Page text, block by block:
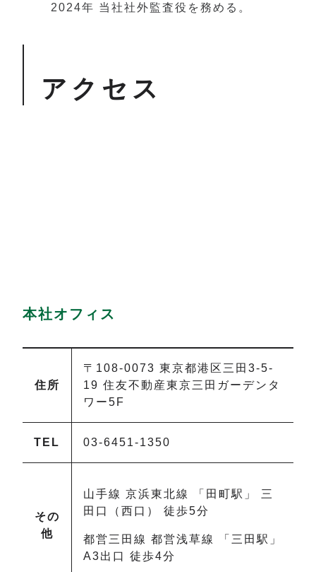
2024年 当社社外監査役を務める。
アクセス
本社オフィス
住所
〒 108-0073 東京都港区 三田 3-5-
19 住友不動産東京三田ガーデンタ
ワー5F
TEL 03-6451-1350
その
他
山手線 京浜東北線 「田町駅」 三
田口（西口） 徒歩5分
都営三田線 都営浅草線 「三田駅」
A3出口 徒歩4分